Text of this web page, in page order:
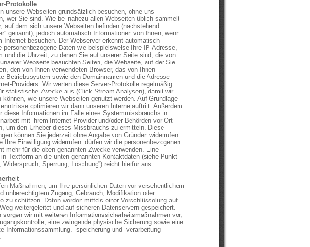
Protokolle
unsere Webseiten grundsätzlich besuchen, ohne uns
wer Sie sind. Wie bei nahezu allen Webseiten üblich sammelt
auf dem sich unsere Webseiten befinden (nachstehend
genannt), jedoch automatisch Informationen von Ihnen, wenn
Internet besuchen. Der Webserver erkennt automatisch
personenbezogene Daten wie beispielsweise Ihre IP-Adresse,
und die Uhrzeit, zu denen Sie auf unserer Seite sind, die von
unserer Webseite besuchten Seiten, die Webseite, auf der Sie
den von Ihnen verwendeten Browser, das von Ihnen
Betriebssystem sowie den Domainnamen und die Adresse
Providers. Wir werten diese Server-Protokolle regelmäßig
statistische Zwecke aus (Click Stream Analysen), damit wir
können, wie unsere Webseiten genutzt werden. Auf Grundlage
optimieren wir dann unseren Internetauftritt. Außerdem
diese Informationen im Falle eines Systemmissbrauchs in
mit Ihrem Internet-Provider und/oder Behörden vor Ort
um den Urheber dieses Missbrauchs zu ermitteln. Diese
können Sie jederzeit ohne Angabe von Gründen widerrufen.
Ihre Einwilligung widerrufen, dürfen wir die personenbezogenen
mehr für die oben genannten Zwecke verwenden. Eine
in Textform an die unten genannten Kontaktdaten (siehe Punkt
Widerspruch, Sperrung, Löschung”) reicht hierfür aus.
Maßnahmen, um Ihre persönlichen Daten vor versehentlichem
unberechtigtem Zugang, Gebrauch, Modifikation oder
zu schützen. Daten werden mittels einer Verschlüsselung auf
weitergeleitet und auf sicheren Datenservern gespeichert.
sorgen wir mit weiteren Informationssicherheitsmaßnahmen vor,
eine zwingende physische Sicherung sowie eine
Informationssammlung, -speicherung und -verarbeitung